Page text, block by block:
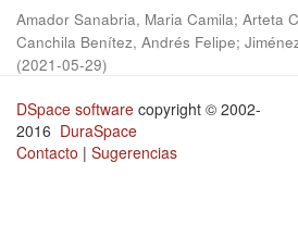
Amador Sanabria, Maria Camila; Arteta
Canchila Benítez, Andrés Felipe;
(2021-05-29)
DSpace software copyright © 2002-
2016 DuraSpace
Contacto | Sugerencias